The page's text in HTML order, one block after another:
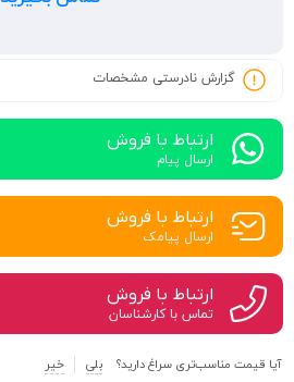
گزارش نادرستی مشخصات
ارتباط با فروش
ارسال پیام
ارتباط با فروش
ارسال پیامک
ارتباط با فروش
تماس با کارشناسان
آیا قیمت مناسب‌تری سراغ دارید؟ بلی خیر